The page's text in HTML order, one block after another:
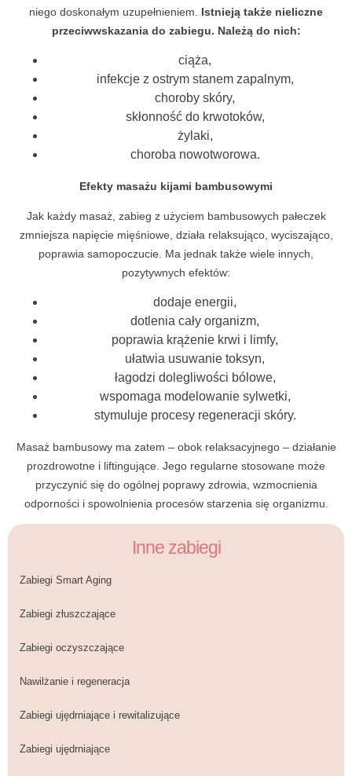
Inne zabiegi
Zabiegi Smart Aging
Zabiegi złuszczające
Zabiegi oczyszczające
Nawilżanie i regeneracja
Zabiegi ujędrniające i rewitalizujące
Zabiegi ujędrniające
niego doskonałym uzupełnieniem.
Istnieją także nieliczne
przeciwwskazania do zabiegu. Należą do nich:
ciąża,
infekcje z ostrym stanem zapalnym,
choroby skóry,
skłonność do krwotoków,
żylaki,
choroba nowotworowa.
Efekty masażu kijami bambusowymi
Jak każdy masaż, zabieg z użyciem bambusowych pałeczek
zmniejsza napięcie mięśniowe, działa relaksująco, wyciszająco,
poprawia samopoczucie. Ma jednak także wiele innych,
pozytywnych efektów:
dodaje energii,
dotlenia cały organizm,
poprawia krążenie krwi i limfy,
ułatwia usuwanie toksyn,
łagodzi dolegliwości bólowe,
wspomaga modelowanie sylwetki,
stymuluje procesy regeneracji skóry.
Masaż bambusowy ma zatem – obok relaksacyjnego – działanie
prozdrowotne i liftingujące. Jego regularne stosowane może
przyczynić się do ogólnej poprawy zdrowia, wzmocnienia
odporności i spowolnienia procesów starzenia się organizmu.